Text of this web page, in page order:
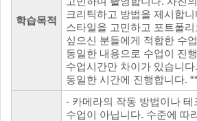
학습목적
크리틱하고 방법을 제시합
스타일을 고민하고 포트폴
싶으신 분들에게 적합한 수
동일한 내용으로 수업이 진
수업시간만 차이가 있습니
동일한 시간에 진행합니다.
- 카메라의 작동 방법이나 테
수업이 아닙니다. 수준에 따